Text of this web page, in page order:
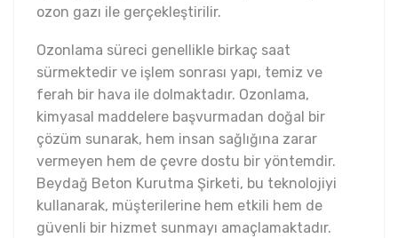
ozon gazı ile gerçekleştirilir.
Ozonlama süreci genellikle birkaç saat
sürmektedir ve işlem sonrası yapı, temiz ve
ferah bir hava ile dolmaktadır. Ozonlama,
kimyasal maddelere başvurmadan doğal bir
çözüm sunarak, hem insan sağlığına zarar
vermeyen hem de çevre dostu bir yöntemdir.
Beydağ Beton Kurutma Şirketi, bu teknolojiyi
kullanarak, müşterilerine hem etkili hem de
güvenli bir hizmet sunmayı amaçlamaktadır.